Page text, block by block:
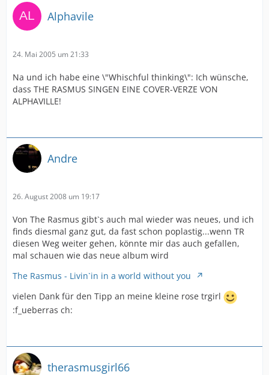
Alphavile
24. Mai 2005 um 21:33
Na und ich habe eine \"Whischful thinking\": Ich wünsche,
dass THE RASMUS SINGEN EINE COVER-VERZE VON
ALPHAVILLE!
Andre
26. August 2008 um 19:17
Von The Rasmus gibt`s auch mal wieder was neues, und ich
finds diesmal ganz gut, da fast schon poplastig...wenn TR
diesen Weg weiter gehen, könnte mir das auch gefallen,
mal schauen wie das neue album wird
The Rasmus - Livin`in in a world without you
vielen Dank für den Tipp an meine kleine rose trgirl
:f_ueberras ch:
therasmusgirl66